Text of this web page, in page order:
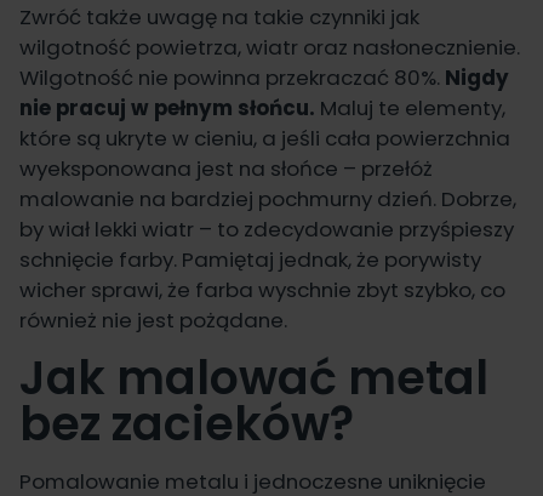
Zwróć także uwagę na takie czynniki jak
wilgotność powietrza, wiatr oraz nasłonecznienie.
Wilgotność nie powinna przekraczać 80%. Nigdy
nie pracuj w pełnym słońcu. Maluj te elementy,
które są ukryte w cieniu, a jeśli cała powierzchnia
wyeksponowana jest na słońce – przełóż
malowanie na bardziej pochmurny dzień. Dobrze,
by wiał lekki wiatr – to zdecydowanie przyśpieszy
schnięcie farby. Pamiętaj jednak, że porywisty
wicher sprawi, że farba wyschnie zbyt szybko, co
również nie jest pożądane.
Jak malować metal
bez zacieków?
Pomalowanie metalu i jednoczesne uniknięcie